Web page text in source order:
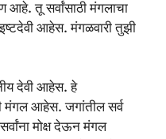
आहे. तू सर्वांसाठी मंगलाचा
आहेस. मंगळवारी तुझी
देवी आहेस. हे
मंगल आहेस. जगांतील सर्व
मोक्ष देऊन मंगल